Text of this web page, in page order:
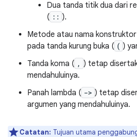
Dua tanda titik dua dari
( :: ).
Metode atau nama
pada tanda kurung buka ( ( )
Tanda koma ( , ) tetap
mendahuluinya.
Panah lambda ( -> ) tetap
argumen yang mendahuluinya.
Catatan: Tujuan utama